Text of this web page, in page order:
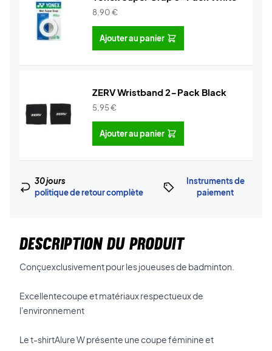
8,90€
Ajouter au panier
ZERV Wristband 2-Pack Black
5,95€
Ajouter au panier
30 jours
politique de retour complète
Instruments de
paiement
DESCRIPTION DU PRODUIT
Conçuexclusivement pour les joueuses de badminton.
Excellentecoupe et matériaux respectueux de
l'environnement
Le t-shirtAlure W présente une coupe féminine et